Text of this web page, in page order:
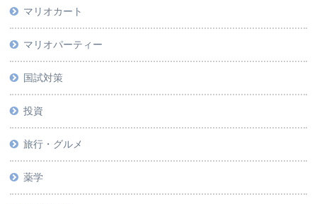
マリオカート
マリオパーティー
国試対策
投資
旅行・グルメ
薬学